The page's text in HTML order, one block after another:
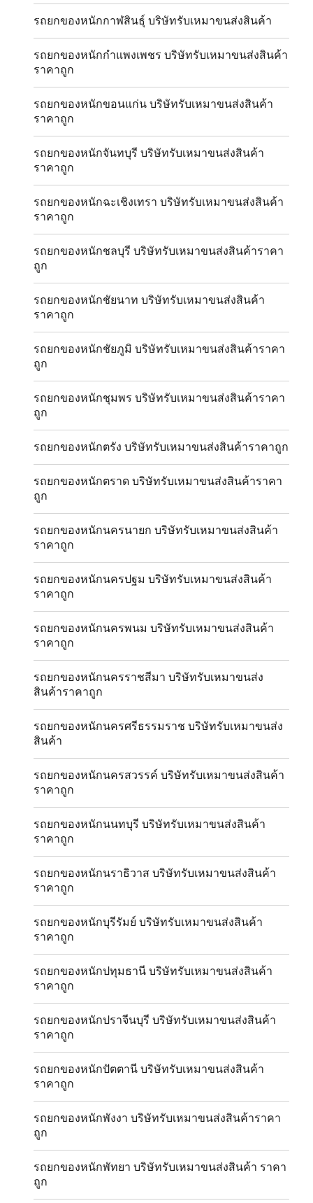
รถยกของหนักกาฬสินธุ์ บริษัทรับเหมาขนส่งสินค้า
รถยกของหนักกำแพงเพชร บริษัทรับเหมาขนส่งสินค้า
ราคาถูก
รถยกของหนักขอนแก่น บริษัทรับเหมาขนส่งสินค้า
ราคาถูก
รถยกของหนักจันทบุรี บริษัทรับเหมาขนส่งสินค้า
ราคาถูก
รถยกของหนักฉะเชิงเทรา บริษัทรับเหมาขนส่งสินค้า
ราคาถูก
รถยกของหนักชลบุรี บริษัทรับเหมาขนส่งสินค้าราคา
ถูก
รถยกของหนักชัยนาท บริษัทรับเหมาขนส่งสินค้า
ราคาถูก
รถยกของหนักชัยภูมิ บริษัทรับเหมาขนส่งสินค้าราคา
ถูก
รถยกของหนักชุมพร บริษัทรับเหมาขนส่งสินค้าราคา
ถูก
รถยกของหนักตรัง บริษัทรับเหมาขนส่งสินค้าราคาถูก
รถยกของหนักตราด บริษัทรับเหมาขนส่งสินค้าราคา
ถูก
รถยกของหนักนครนายก บริษัทรับเหมาขนส่งสินค้า
ราคาถูก
รถยกของหนักนครปฐม บริษัทรับเหมาขนส่งสินค้า
ราคาถูก
รถยกของหนักนครพนม บริษัทรับเหมาขนส่งสินค้า
ราคาถูก
รถยกของหนักนครราชสีมา บริษัทรับเหมาขนส่ง
สินค้าราคาถูก
รถยกของหนักนครศรีธรรมราช บริษัทรับเหมาขนส่ง
สินค้า
รถยกของหนักนครสวรรค์ บริษัทรับเหมาขนส่งสินค้า
ราคาถูก
รถยกของหนักนนทบุรี บริษัทรับเหมาขนส่งสินค้า
ราคาถูก
รถยกของหนักนราธิวาส บริษัทรับเหมาขนส่งสินค้า
ราคาถูก
รถยกของหนักบุรีรัมย์ บริษัทรับเหมาขนส่งสินค้า
ราคาถูก
รถยกของหนักปทุมธานี บริษัทรับเหมาขนส่งสินค้า
ราคาถูก
รถยกของหนักปราจีนบุรี บริษัทรับเหมาขนส่งสินค้า
ราคาถูก
รถยกของหนักปัตตานี บริษัทรับเหมาขนส่งสินค้า
ราคาถูก
รถยกของหนักพังงา บริษัทรับเหมาขนส่งสินค้าราคา
ถูก
รถยกของหนักพัทยา บริษัทรับเหมาขนส่งสินค้า ราคา
ถูก